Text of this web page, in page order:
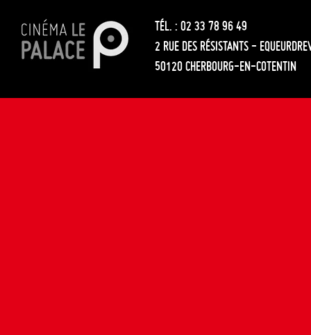
TÉL. : 02 33 78 96 49
2 RUE DES RÉSISTANTS -
50120 CHERBOURG-EN-COTENTIN